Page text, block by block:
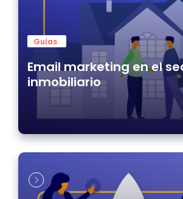
Guías
Email marketing en el
inmobiliario